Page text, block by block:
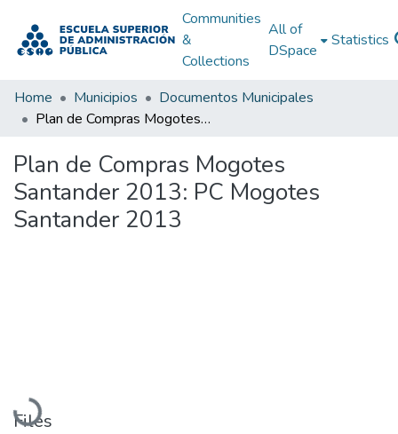
Communities
&
Collections
All of
DSpace
Statistics
Home Municipios
Documentos Municipales
Plan de Compras Mogotes Santander 2013: PC Mogotes Santander 2013
Plan de Compras Mogotes
Santander 2013: PC Mogotes
Santander 2013
Loading...
Files